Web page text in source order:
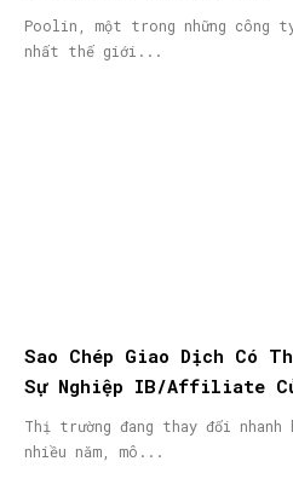
Poolin, một trong những công
nhất thế giới...
Sao Chép Giao Dịch Có
Sự Nghiệp IB/Affiliate
Thị trường đang thay đổi nhanh hơn
nhiều năm, mô...